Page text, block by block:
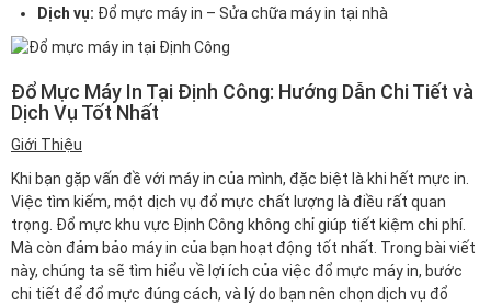
Dịch vụ: Đổ mực máy in – Sửa chữa máy in tại nhà
Đổ Mực Máy In Tại Định Công: Hướng Dẫn Chi Tiết và
Dịch Vụ Tốt Nhất
Giới Thiệu
Khi bạn gặp vấn đề với máy in của mình, đặc biệt là khi hết mực in.
Việc tìm kiếm, một dịch vụ đổ mực chất lượng là điều rất quan
trọng. Đổ mực khu vực Định Công không chỉ giúp tiết kiệm chi phí.
Mà còn đảm bảo máy in của bạn hoạt động tốt nhất. Trong bài viết
này, chúng ta sẽ tìm hiểu về lợi ích của việc đổ mực máy in, bước
chi tiết để đổ mực đúng cách, và lý do bạn nên chọn dịch vụ đổ